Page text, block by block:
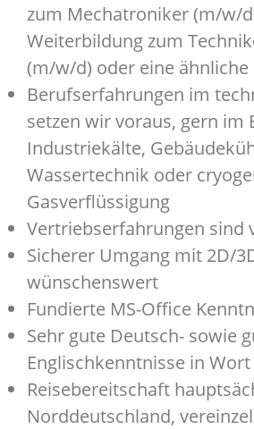
zum Mechatroniker (m/w/
Weiterbildung zum
(m/w/d) oder eine
Berufserfahrungen im
setzen wir voraus, gern im
Industriekälte,
Wassertechnik oder
Gasverflüssigung
Vertriebserfahrungen sind
Sicherer Umgang mit 2D/
wünschenswert
Fundierte MS-Office
Sehr gute Deutsch- sowie
Englischkenntnisse in
Reisebereitschaft
Norddeutschland,